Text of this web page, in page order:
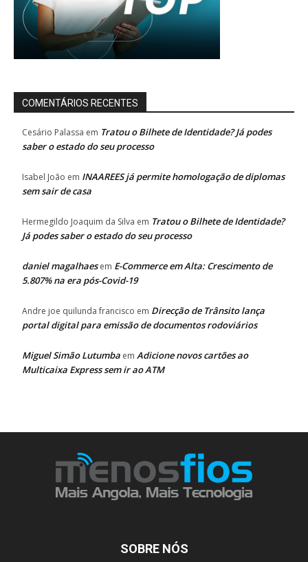
COMENTÁRIOS RECENTES
Cesário Palassa em Tratou o Bilhete de Identidade? Já podes
saber o estado do seu processo
Isabel João em INAAREES já permite homologação de diplomas
sem sair de casa
Hermegildo Joaquim da Silva em Tratou o Bilhete de Identidade?
Já podes saber o estado do seu processo
daniel magalhaesem E-Commerce em Alta: Crescimento de
5.807% na era pós-Covid-19
Andre joe quilunda francisco em Direcção de Trânsito lança
portal digital para emissão de documentos rodoviários
Miguel Simão Lutumba em Adicione novos cartões ao
Multicaixa Express sem ir ao ATM
SOBRE NÓS